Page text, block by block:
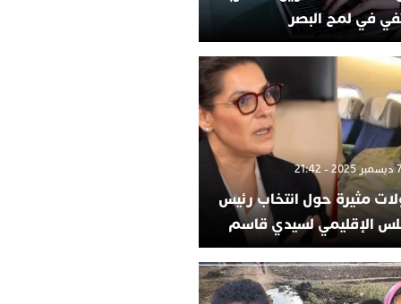
في لمح البصر
مثيرة حول انتخاب رئيس
الإقليمي لسيدي قاسم